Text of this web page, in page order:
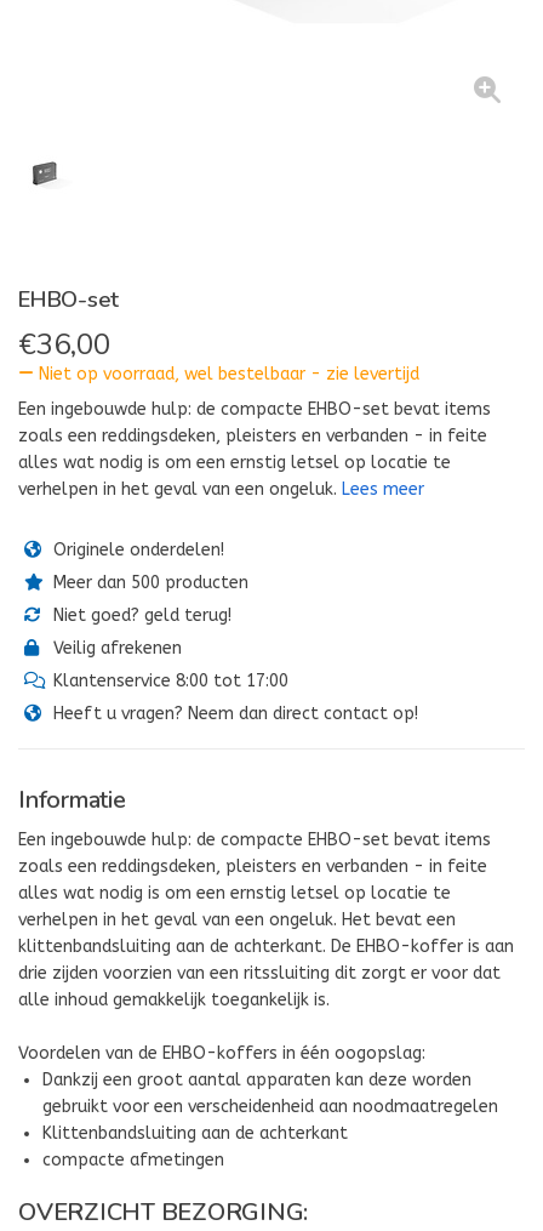
EHBO-set
€36,00
Niet op voorraad, wel bestelbaar - zie levertijd
Een ingebouwde hulp: de compacte EHBO-set bevat items
zoals een reddingsdeken, pleisters en verbanden - in feite
alles wat nodig is om een ernstig letsel op locatie te
verhelpen in het geval van een ongeluk. Lees meer
Originele onderdelen!
Meer dan 500 producten
Niet goed? geld terug!
Veilig afrekenen
Klantenservice 8:00 tot 17:00
Heeft u vragen? Neem dan direct contact op!
Informatie
Een ingebouwde hulp: de compacte EHBO-set bevat items
zoals een reddingsdeken, pleisters en verbanden - in feite
alles wat nodig is om een ernstig letsel op locatie te
verhelpen in het geval van een ongeluk. Het bevat een
klittenbandsluiting aan de achterkant. De EHBO-koffer is aan
drie zijden voorzien van een ritssluiting dit zorgt er voor dat
alle inhoud gemakkelijk toegankelijk is.
Voordelen van de EHBO-koffers in één oogopslag:
Dankzij een groot aantal apparaten kan deze worden
gebruikt voor een verscheidenheid aan noodmaatregelen
Klittenbandsluiting aan de achterkant
compacte afmetingen
OVERZICHT BEZORGING: